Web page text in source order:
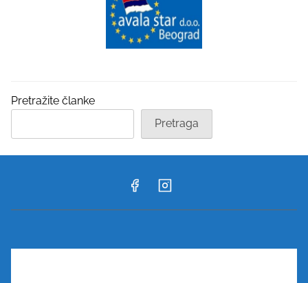
Pretražite članke
Pretraga